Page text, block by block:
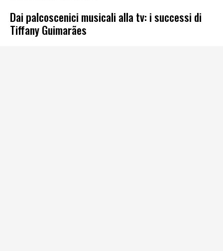
Dai palcoscenici musicali alla tv: i successi di
Tiffany Guimarães